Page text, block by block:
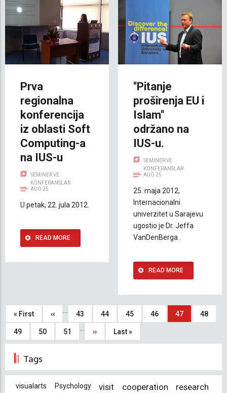
Prva
regionalna
konferencija
iz oblasti Soft
Computing-a
na IUS-u
SEMINER VE
KONFERANSLAR
AUG 25
U petak, 22. jula 2012.
READ MORE
''Pitanje
proširenja EU i
Islam''
održano na
IUS-u.
SEMINER VE
KONFERANSLAR
AUG 25
25. maja 2012,
Internacionalni
univerzitet u Sarajevu
ugostio je Dr. Jeffa
VanDenBerga .
READ MORE
Sayfalama
İlk
sayfa
« First Önceki
sayfa
‹‹ … Sayfa
43 Sayfa
44 Sayfa
45 Sayfa
46 Şu
47 Sayfa
48
Sayfa
49 Sayfa
50 Sayfa
51 … Sonraki
›› Son
Last »
Tags
visualarts Psychology visit cooperation research